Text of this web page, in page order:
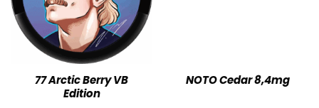
77 Arctic Berry VB
Edition
NOTO Cedar 8,4mg